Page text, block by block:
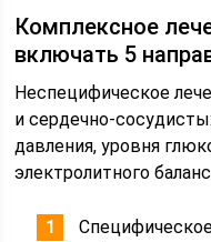
Комплексное
включать 5
Неспецифическое
и сердечно-
давления, уровня
электролитного